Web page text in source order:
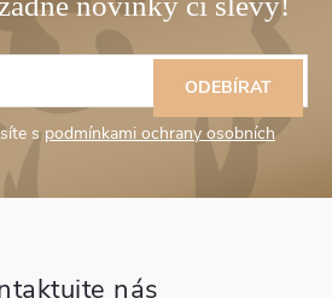
s podmínkami ochrany osobních
ODEBÍRAT